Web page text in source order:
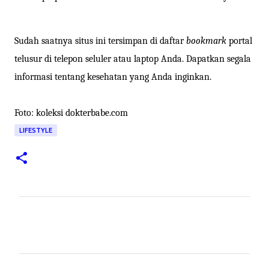
Sudah saatnya situs ini tersimpan di daftarbookmark portal
telusur di telepon seluler atau laptop Anda. Dapatkan segala
informasi tentang kesehatan yang Anda inginkan.
Foto: koleksi dokterbabe.com
LIFESTYLE